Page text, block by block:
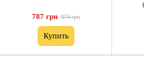
787 грн 874 грн
Купить